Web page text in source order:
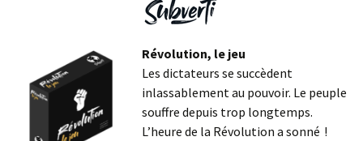
Révolution, le jeu
Les dictateurs se succèdent
inlassablement au pouvoir. Le peuple
souffre depuis trop longtemps.
L’heure de la Révolution a sonné !